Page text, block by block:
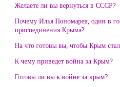
Желаете ли вы вернуться в СССР?
Почему Илья Пономарев, один в
присоединения Крыма?
На что готовы вы, чтобы Крым
К чему приведет война за Крым?
Готовы ли вы к войне за крым?